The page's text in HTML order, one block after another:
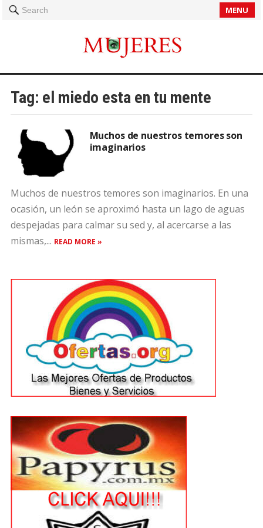
Search MENU
Tag: el miedo esta en tu mente
Muchos de nuestros temores son
imaginarios
Muchos de nuestros temores son imaginarios. En una
ocasión, un león se aproximó hasta un lago de aguas
despejadas para calmar su sed y, al acercarse a las
mismas,... READ MORE »